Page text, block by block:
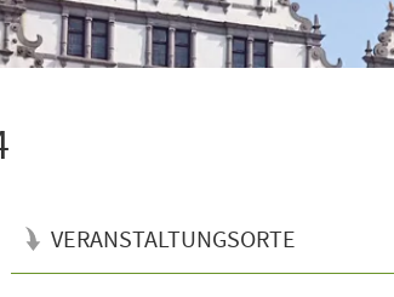
VERANSTALTUNGSORTE